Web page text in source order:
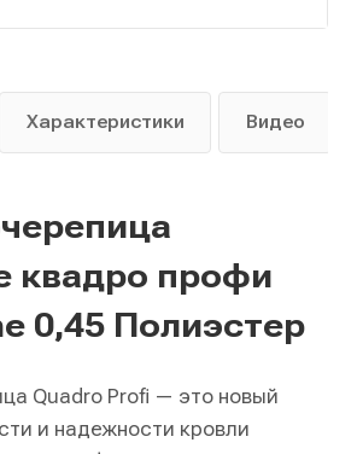
Характеристики Видео
квадро профи
0,45 Полиэстер
Quadro Profi — это новый
и надежности кровли